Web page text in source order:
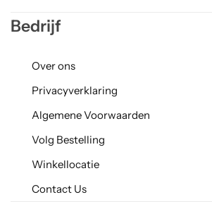
Bedrijf
Over ons
Privacyverklaring
Algemene Voorwaarden
Volg Bestelling
Winkellocatie
Contact Us